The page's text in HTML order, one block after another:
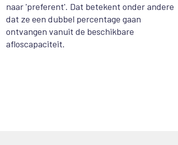
naar 'preferent'. Dat betekent onder andere
dat ze een dubbel percentage gaan
ontvangen vanuit de beschikbare
afloscapaciteit.